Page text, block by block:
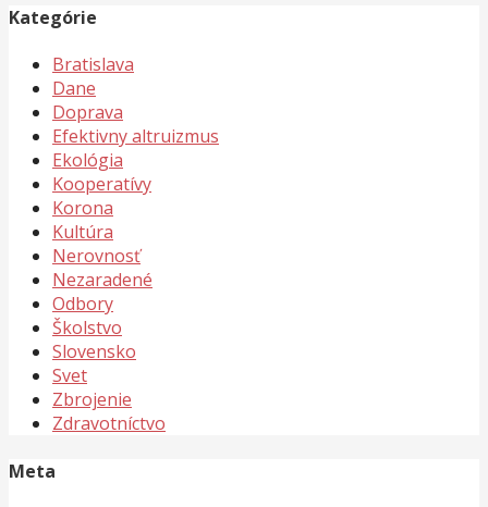
Kategórie
Bratislava
Dane
Doprava
Efektivny altruizmus
Ekológia
Kooperatívy
Korona
Kultúra
Nerovnosť
Nezaradené
Odbory
Školstvo
Slovensko
Svet
Zbrojenie
Zdravotníctvo
Meta